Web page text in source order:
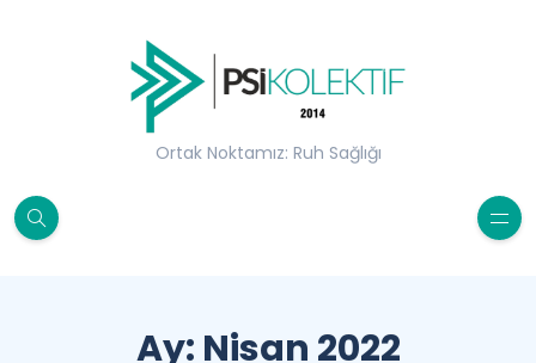
Ortak Noktamız: Ruh Sağlığı
Ay: Nisan 2022